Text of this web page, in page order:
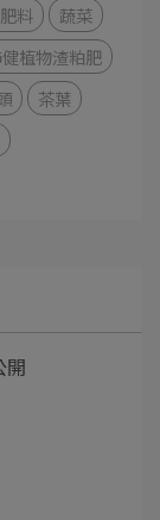
料
蔬菜
植物渣粕肥
茶葉
開